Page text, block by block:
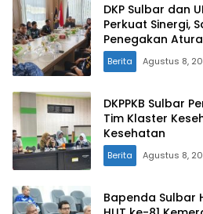
DKP Sulbar dan
Perkuat Sinergi,
Penegakan
Laut
Berita Agustus 8,
DKPPKB Sulbar
Tim Klaster
Kesehatan
Berita Agustus 8,
Bapenda Sulbar